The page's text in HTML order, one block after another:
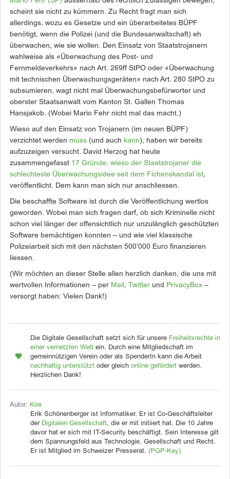
scheint sie nicht zu kümmern. Zu Recht fragt man sich
allerdings, wozu es Gesetze und ein überarbeitetes BÜPF
benötigt, wenn die Polizei (und die Bundesanwaltschaft) eh
überwachen, wie sie wollen. Den Einsatz von Staatstrojanern
wahlweise als «Überwachung des Post- und
Fernmeldeverkehrs» nach Art. 269ff StPO oder «Überwachung
mit technischen Überwachungsgeräten» nach Art. 280 StPO zu
subsumieren, wagt nicht mal Überwachungsbefürworter und
oberster Staatsanwalt vom Kanton St. Gallen Thomas
Hansjakob. (Wobei Mario Fehr nicht mal das macht.)
Wieso auf den Einsatz von Trojanern (im neuen BÜPF)
verzichtet werden muss (und auch kann), haben wir bereits
aufzuzeigen versucht. David Herzog hat heute
zusammengefasst 17 Gründe, wieso der Staatstrojaner die
schlechteste Überwachungsidee seit dem Fichenskandal ist,
veröffentlicht. Dem kann man sich nur anschliessen.
Die beschaffte Software ist durch die Veröffentlichung wertlos
geworden. Wobei man sich fragen darf, ob sich Kriminelle nicht
schon viel länger der offensichtlich nur unzulänglich geschützten
Software bemächtigen konnten – und wie viel klassische
Polizeiarbeit sich mit den nächsten 500’000 Euro finanzieren
liessen.
(Wir möchten an dieser Stelle allen herzlich danken, die uns mit
wertvollen Informationen – per Mail , Twitter und PrivacyBox –
versorgt haben: Vielen Dank!)
Die Digitale Gesellschaft setzt sich für unsere Freiheitsrechte in
einer vernetzten Welt ein. Durch eine Mitgliedschaft im
gemeinnützigen Verein oder als SpenderIn kann die Arbeit
nachhaltig unterstützt oder gleich online gefördert werden.
Herzlichen Dank!
Autor: Kire
Erik Schönenberger ist Informatiker. Er ist Co-Geschäftsleiter
der Digitalen Gesellschaft, die er mit initiiert hat. Die 10 Jahre
davor hat er sich mit IT-Security beschäftigt. Sein Interesse gilt
dem Spannungsfeld aus Technologie, Gesellschaft und Recht.
Er ist Mitglied im Schweizer Presserat. (PGP-Key)